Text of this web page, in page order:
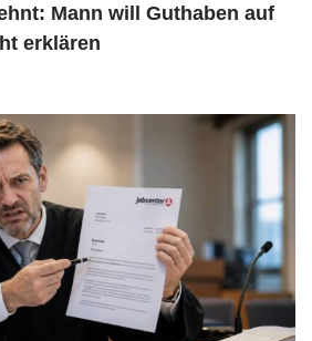
Mann will Guthaben auf
erklären